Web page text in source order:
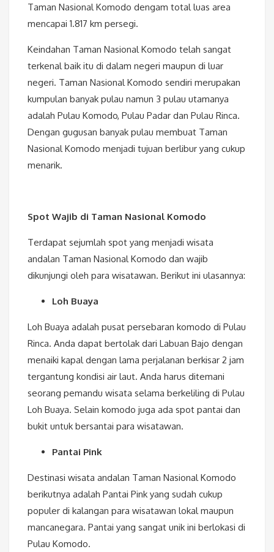
Taman Nasional Komodo dengam total luas area
mencapai 1.817 km persegi.
Keindahan Taman Nasional Komodo telah sangat
terkenal baik itu di dalam negeri maupun di luar
negeri. Taman Nasional Komodo sendiri merupakan
kumpulan banyak pulau namun 3 pulau utamanya
adalah Pulau Komodo, Pulau Padar dan Pulau Rinca.
Dengan gugusan banyak pulau membuat Taman
Nasional Komodo menjadi tujuan berlibur yang cukup
menarik.
Spot Wajib di Taman Nasional Komodo
Terdapat sejumlah spot yang menjadi wisata
andalan Taman Nasional Komodo dan wajib
dikunjungi oleh para wisatawan. Berikut ini ulasannya:
Loh Buaya
Loh Buaya adalah pusat persebaran komodo di Pulau
Rinca. Anda dapat bertolak dari Labuan Bajo dengan
menaiki kapal dengan lama perjalanan berkisar 2 jam
tergantung kondisi air laut. Anda harus ditemani
seorang pemandu wisata selama berkeliling di Pulau
Loh Buaya. Selain komodo juga ada spot pantai dan
bukit untuk bersantai para wisatawan.
Pantai Pink
Destinasi wisata andalan Taman Nasional Komodo
berikutnya adalah Pantai Pink yang sudah cukup
populer di kalangan para wisatawan lokal maupun
mancanegara. Pantai yang sangat unik ini berlokasi di
Pulau Komodo.